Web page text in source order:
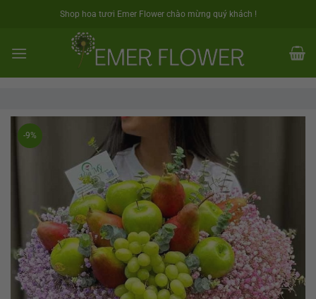
Shop hoa tươi Emer Flower chào mừng quý khách !
-9%